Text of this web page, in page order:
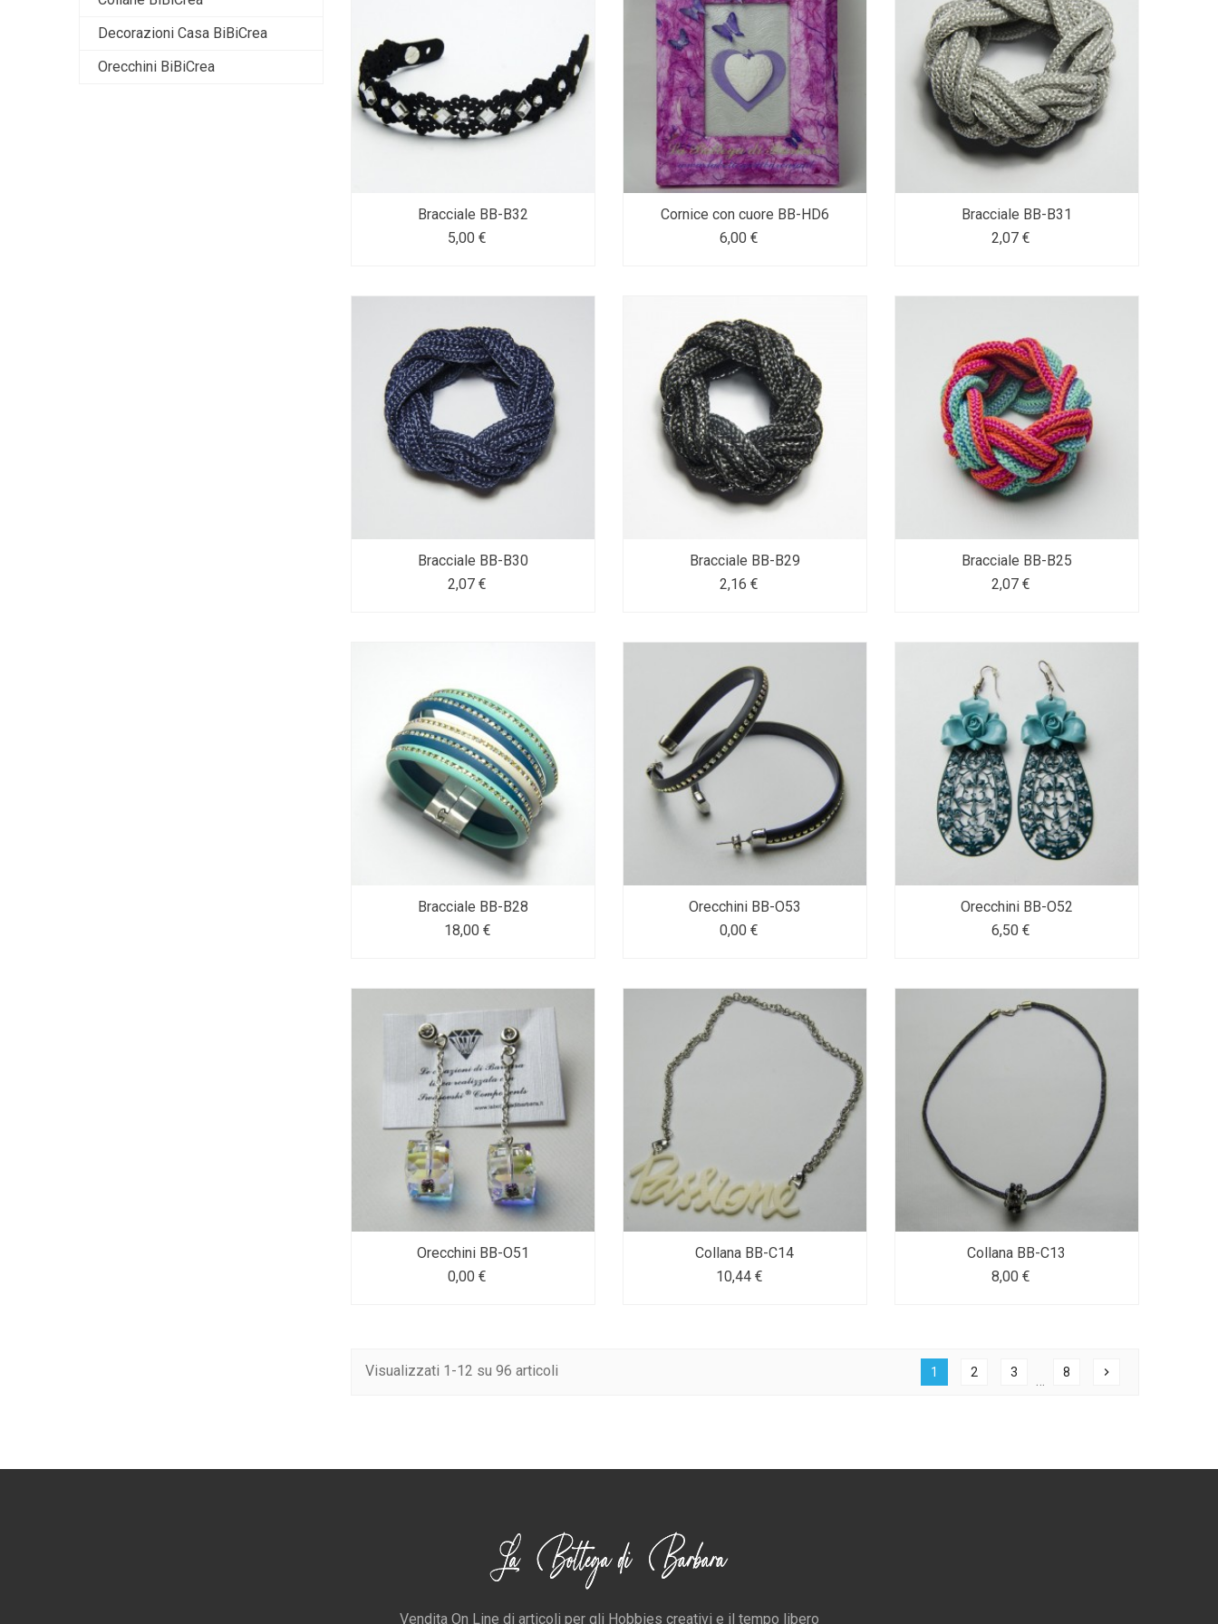
Decorazioni Casa BiBiCrea
Orecchini BiBiCrea
Bracciale BB-B32
5,00 €
Cornice con cuore BB-HD6
6,00 €
Bracciale BB-B31
2,07 €
Bracciale BB-B30
2,07 €
Bracciale BB-B29
2,16 €
Bracciale BB-B25
2,07 €
Bracciale BB-B28
18,00 €
Orecchini BB-O53
0,00 €
Orecchini BB-O52
6,50 €
Orecchini BB-O51
0,00 €
Collana BB-C14
10,44 €
Collana BB-C13
8,00 €
Visualizzati 1-12 su 96 articoli 1 2 3 … 8 chevron_right
Vendita On Line di articoli per gli Hobbies creativi e il tempo libero